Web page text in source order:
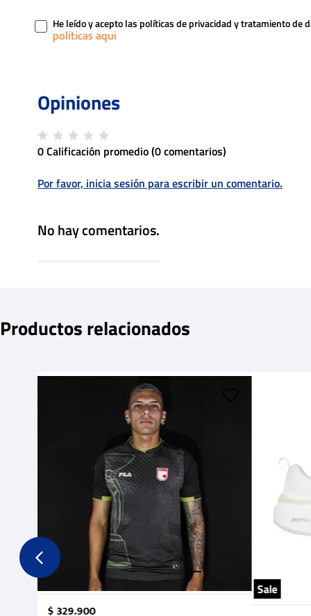
He leído y acepto las políticas de privacidad y tratamiento de
0 Calificación promedio(0 comentarios)
Por favor, inicia sesión para escribir un comentario.
No hay comentarios.
Productos relacionados
$329.900
Sale